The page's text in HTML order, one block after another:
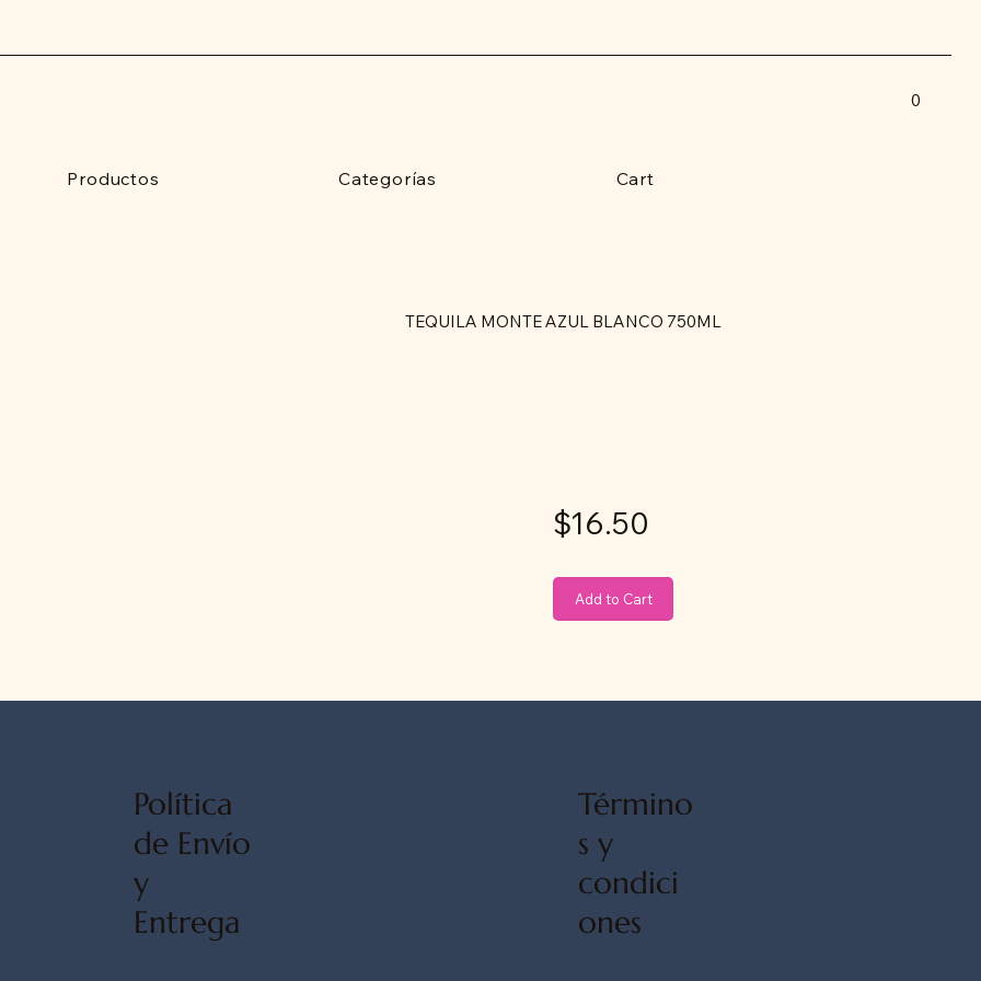
Productos Categorías Cart
0
Add to Cart
TEQUILA MONTE AZUL BLANCO 750ML
$16.50
Término
s y
condici
ones
Política
de Envío
y
Entrega